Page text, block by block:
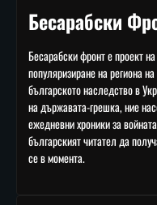
Бесарабски
Бесарабски фронт е проект
популяризиране на региона
българското наследство в
на държавата-грешка, ние
ежедневни хроники за
българският читател да
се в момента.